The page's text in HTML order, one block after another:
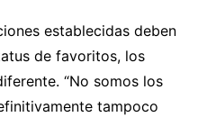
establecidas deben
de favoritos, los
“No somos los
tampoco